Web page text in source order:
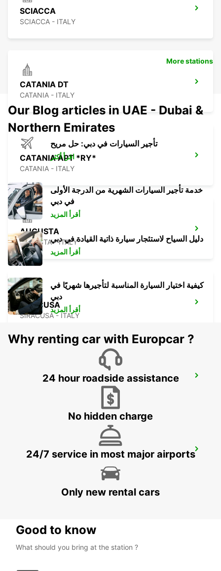
SCIACCA
SCIACCA - ITALY
CATANIA DT
CATANIA - ITALY
CATANIA APT *RY*
CATANIA - ITALY
AUGUSTA
AUGUSTA - ITALY
SIRACUSA
SIRACUSA - ITALY
TAL-BALAL NAXXAR
LAMEZIA APT
More stations
Our Blog articles in UAE - Dubai &
Northern Emirates
تأجير السيارات في دبي: حل مريح
اقرأ أكثر
خدمة تأجير السيارات الشهرية من الدرجة الأولى
في دبي
أقرأ المزيد
دليل السياح لاستئجار سيارة ذاتية القيادة في دبي
أقرأ المزيد
كيفية اختيار السيارة المناسبة لتأجيرها شهريًا في
دبي
أقرأ المزيد
Why renting car with Europcar ?
24 hour roadside assistance
No hidden charge
24/7 service in most major airports
Only new rental cars
Good to know
What should you bring at the station ?